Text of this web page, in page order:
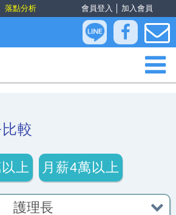
會員登入 加入會員
落點分析
較
上 月薪4萬以上